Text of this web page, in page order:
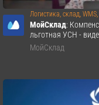
Логистика, склад,
МойСклад:
льготная УСН -
МойСклад